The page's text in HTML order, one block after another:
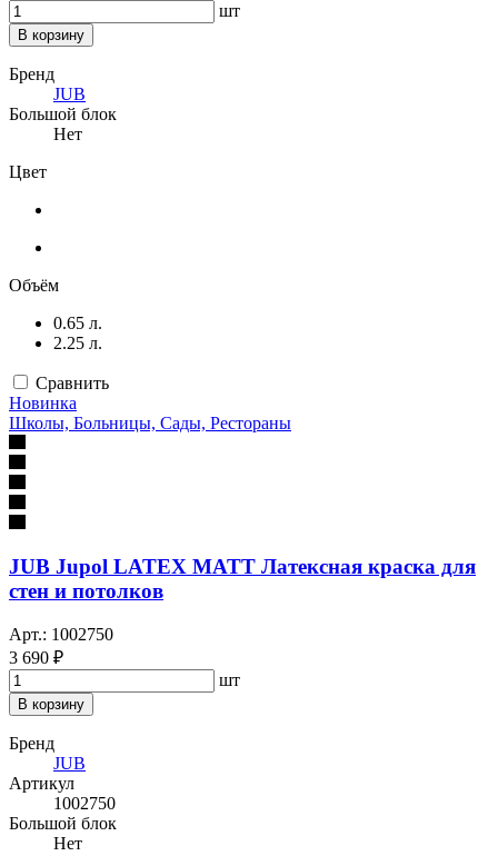
шт
В корзину
Бренд
JUB
Большой блок
Нет
Цвет
Объём
0.65 л.
2.25 л.
Сравнить
Новинка
Школы, Больницы, Сады, Рестораны
JUB Jupol LATEX MATT Латексная краска для
стен и потолков
Арт.: 1002750
3 690 ₽
шт
В корзину
Бренд
JUB
Артикул
1002750
Большой блок
Нет